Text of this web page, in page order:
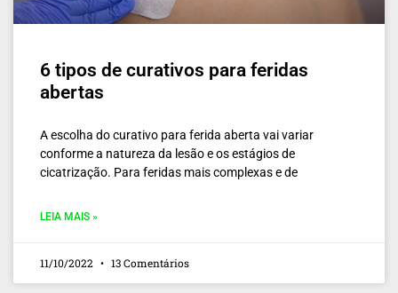
6 tipos de curativos para feridas
abertas
A escolha do curativo para ferida aberta vai variar
conforme a natureza da lesão e os estágios de
cicatrização. Para feridas mais complexas e de
LEIA MAIS »
11/10/2022 13 Comentários